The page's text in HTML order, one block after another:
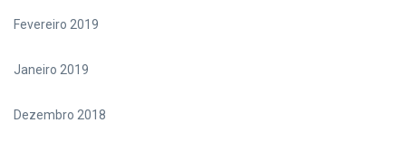
Fevereiro 2019
Janeiro 2019
Dezembro 2018